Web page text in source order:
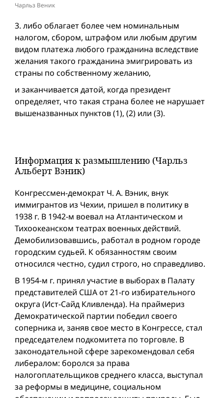
Чарльз Веник
3. либо облагает более чем номинальным
налогом, сбором, штрафом или любым другим
видом платежа любого гражданина вследствие
желания такого гражданина эмигрировать из
страны по собственному желанию,
и заканчивается датой, когда президент
определяет, что такая страна более не нарушает
вышеназванных пунктов (1), (2) или (3).
Информация к размышлению (Чарльз
Альберт Вэник)
Конгрессмен-демократ Ч. А. Вэник, внук
иммигрантов из Чехии, пришел в политику в
1938 г. В 1942-м воевал на Атлантическом и
Тихоокеанском театрах военных действий.
Демобилизовавшись, работал в родном городе
городским судьей. К обязанностям своим
относился честно, судил строго, но справедливо.
В 1954-м г. принял участие в выборах в Палату
представителей США от 21-го избирательного
округа (Ист-Сайд Кливленда). На праймериз
Демократической партии победил своего
соперника и, заняв свое место в Конгрессе, стал
председателем подкомитета по торговле. В
законодательной сфере зарекомендовал себя
либералом: боролся за права
налогоплательщиков среднего класса, выступал
за реформы в медицине, социальном